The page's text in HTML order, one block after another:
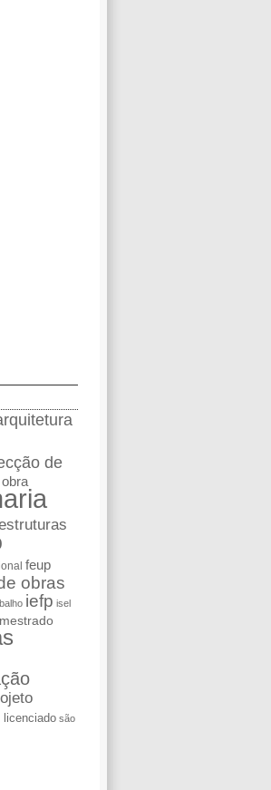
de
feup
obras
iefp isel
mestrado
licenciado são